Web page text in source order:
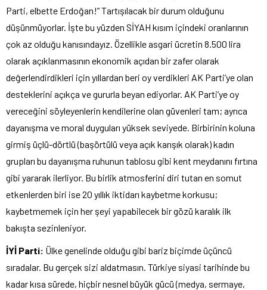
Parti, elbette Erdoğan!” Tartışılacak bir durum olduğunu
düşünmüyorlar. İşte bu yüzden SİYAH kısım içindeki oranlarının
çok az olduğu kanısındayız. Özellikle asgari ücretin 8.500 lira
olarak açıklanmasının ekonomik açıdan bir zafer olarak
değerlendirdikleri için yıllardan beri oy verdikleri AK Parti’ye olan
desteklerini açıkça ve gururla beyan ediyorlar. AK Parti’ye oy
vereceğini söyleyenlerin kendilerine olan güvenleri tam; ayrıca
dayanışma ve moral duyguları yüksek seviyede. Birbirinin koluna
girmiş üçlü-dörtlü (başörtülü veya açık karışık olarak) kadın
grupları bu dayanışma ruhunun tablosu gibi kent meydanını fırtına
gibi yararak ilerliyor. Bu birlik atmosferini diri tutan en somut
etkenlerden biri ise 20 yıllık iktidarı kaybetme korkusu;
kaybetmemek için her şeyi yapabilecek bir gözü karalık ilk
bakışta sezinleniyor.
İYİ Parti: Ülke genelinde olduğu gibi bariz biçimde üçüncü
sıradalar. Bu gerçek sizi aldatmasın. Türkiye siyasi tarihinde bu
kadar kısa sürede, hiçbir nesnel büyük gücü (medya, sermaye,